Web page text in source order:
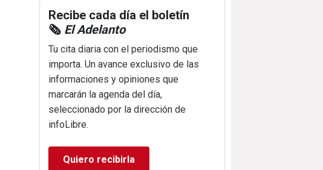
Recibe cada día el boletín
🗞️ El Adelanto
Tu cita diaria con el periodismo que
importa. Un avance exclusivo de las
informaciones y opiniones que
marcarán la agenda del día,
seleccionado por la dirección de
infoLibre.
Quiero recibirla